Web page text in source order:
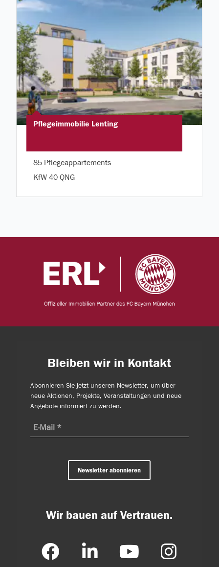
Pflegeimmobilie Lenting
85 Pflegeappartements
KfW 40 QNG
Bleiben wir in Kontakt
Abonnieren Sie jetzt unseren Newsletter, um über
neue Aktionen, Projekte, Veranstaltungen und neue
Angebote informiert zu werden.
Newsletter abonnieren
Wir bauen auf Vertrauen.